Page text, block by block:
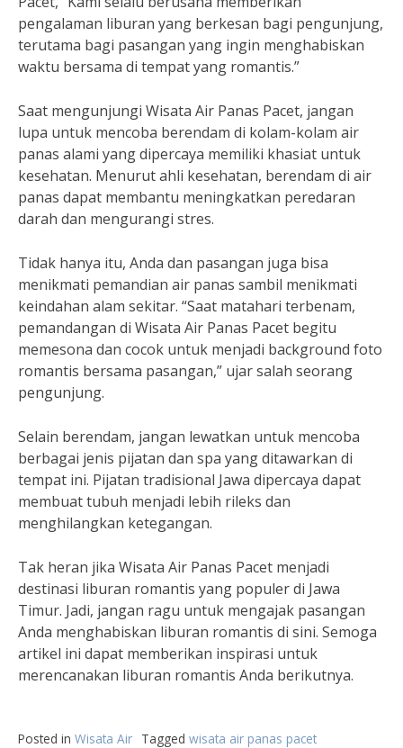
pengalaman liburan yang berkesan bagi pengunjung,
terutama bagi pasangan yang ingin menghabiskan
waktu bersama di tempat yang romantis.”
Saat mengunjungi Wisata Air Panas Pacet, jangan
lupa untuk mencoba berendam di kolam-kolam air
panas alami yang dipercaya memiliki khasiat untuk
kesehatan. Menurut ahli kesehatan, berendam di air
panas dapat membantu meningkatkan peredaran
darah dan mengurangi stres.
Tidak hanya itu, Anda dan pasangan juga bisa
menikmati pemandian air panas sambil menikmati
keindahan alam sekitar. “Saat matahari terbenam,
pemandangan di Wisata Air Panas Pacet begitu
memesona dan cocok untuk menjadi background foto
romantis bersama pasangan,” ujar salah seorang
pengunjung.
Selain berendam, jangan lewatkan untuk mencoba
berbagai jenis pijatan dan spa yang ditawarkan di
tempat ini. Pijatan tradisional Jawa dipercaya dapat
membuat tubuh menjadi lebih rileks dan
menghilangkan ketegangan.
Tak heran jika Wisata Air Panas Pacet menjadi
destinasi liburan romantis yang populer di Jawa
Timur. Jadi, jangan ragu untuk mengajak pasangan
Anda menghabiskan liburan romantis di sini. Semoga
artikel ini dapat memberikan inspirasi untuk
merencanakan liburan romantis Anda berikutnya.
Posted in Wisata Air Tagged wisata air panas pacet